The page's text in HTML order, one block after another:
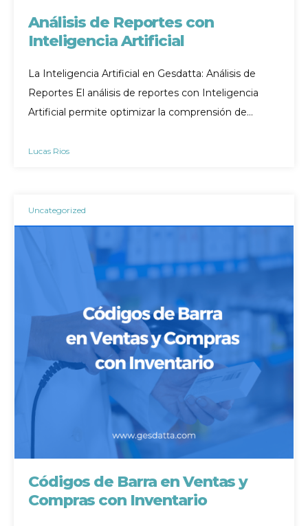
Análisis de Reportes con
Inteligencia Artificial
La Inteligencia Artificial en Gesdatta: Análisis de
Reportes El análisis de reportes con Inteligencia
Artificial permite optimizar la comprensión de…
Lucas Rios
Uncategorized
Códigos de Barra en Ventas y
Compras con Inventario